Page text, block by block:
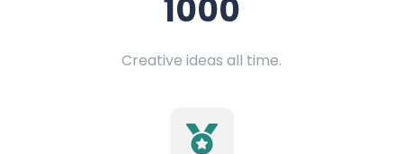
1000
Creative ideas all time.